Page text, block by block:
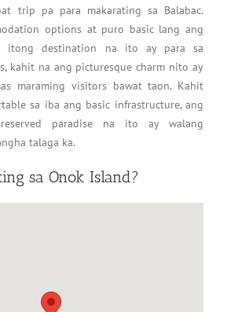
trip pa para makarating sa Balabac.
options at puro basic lang ang
itong destination na ito ay para sa
kahit na ang picturesque charm nito ay
maraming visitors bawat taon. Kahit
sa iba ang basic infrastructure, ang
paradise na ito ay walang
talaga ka.
sa Onok Island?